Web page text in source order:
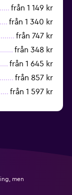
från 1 149 kr
från 1 340 kr
från 747 kr
från 348 kr
från 1 645 kr
från 857 kr
från 1 597 kr
men